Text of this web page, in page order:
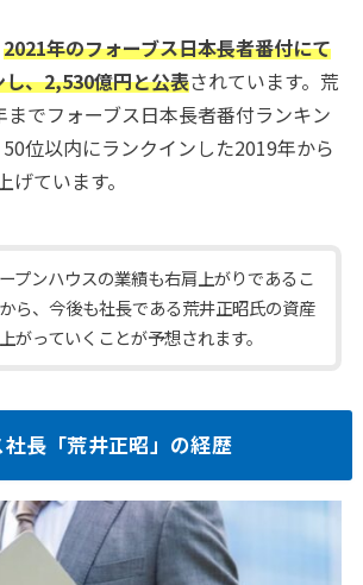
2021年のフォーブス日本長者番付にて
、2,530億円と公表されています。荒
でフォーブス日本長者番付ランキン
位以内にランクインした2019年から
ています。
プンハウスの業績も右肩上がりであるこ
ら、今後も社長である荒井正昭氏の資産
がっていくことが予想されます。
長「荒井正昭」の経歴